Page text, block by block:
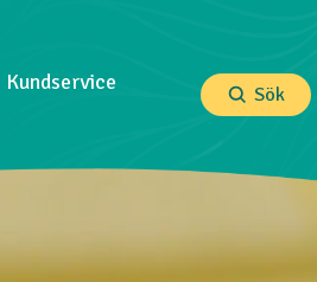
Kundservice Sök